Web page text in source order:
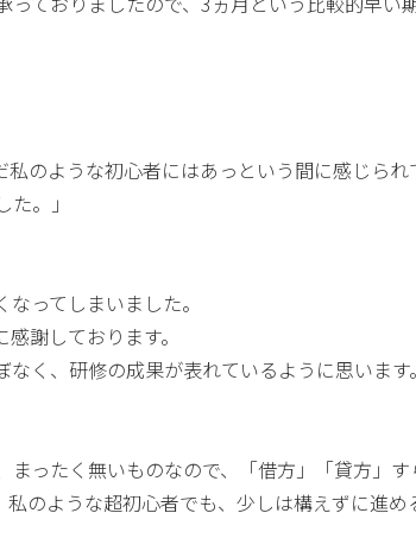
私のような初心者にはあっという間に感じられ
。」
ってしまいました。
謝しております。
く、研修の成果が表れているように思います。
まったく無いものなので、「借方」「貸方」
のような超初心者でも、少しは構えずに進め